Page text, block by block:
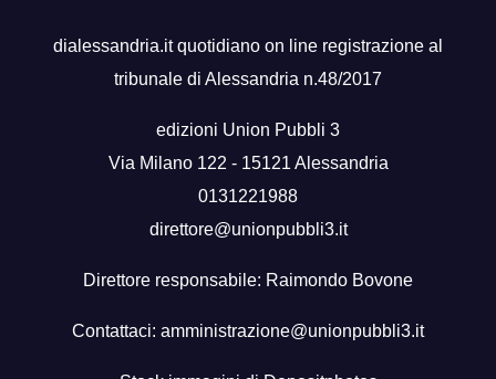
dialessandria.it quotidiano on line registrazione al
tribunale di Alessandria n.48/2017
edizioni Union Pubbli 3
Via Milano 122 - 15121 Alessandria
0131221988
direttore@unionpubbli3.it
Direttore responsabile: Raimondo Bovone
Contattaci: amministrazione@unionpubbli3.it